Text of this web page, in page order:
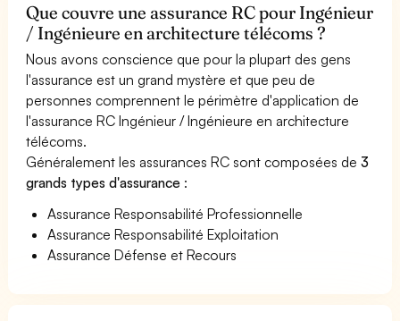
Que couvre une assurance RC pour Ingénieur
/ Ingénieure en architecture télécoms ?
Nous avons conscience que pour la plupart des gens
l'assurance est un grand mystère et que peu de
personnes comprennent le périmètre d'application de
l'assurance RC Ingénieur / Ingénieure en architecture
télécoms.
Généralement les assurances RC sont composées de3
grands types d'assurance :
Assurance Responsabilité Professionnelle
Assurance Responsabilité Exploitation
Assurance Défense et Recours